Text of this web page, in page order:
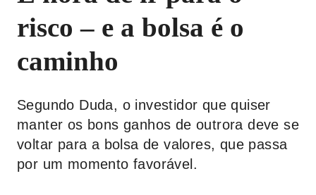
risco – e a bolsa é o
caminho
Segundo Duda, o investidor que quiser
manter os bons ganhos de outrora deve se
voltar para a bolsa de valores, que passa
por um momento favorável.